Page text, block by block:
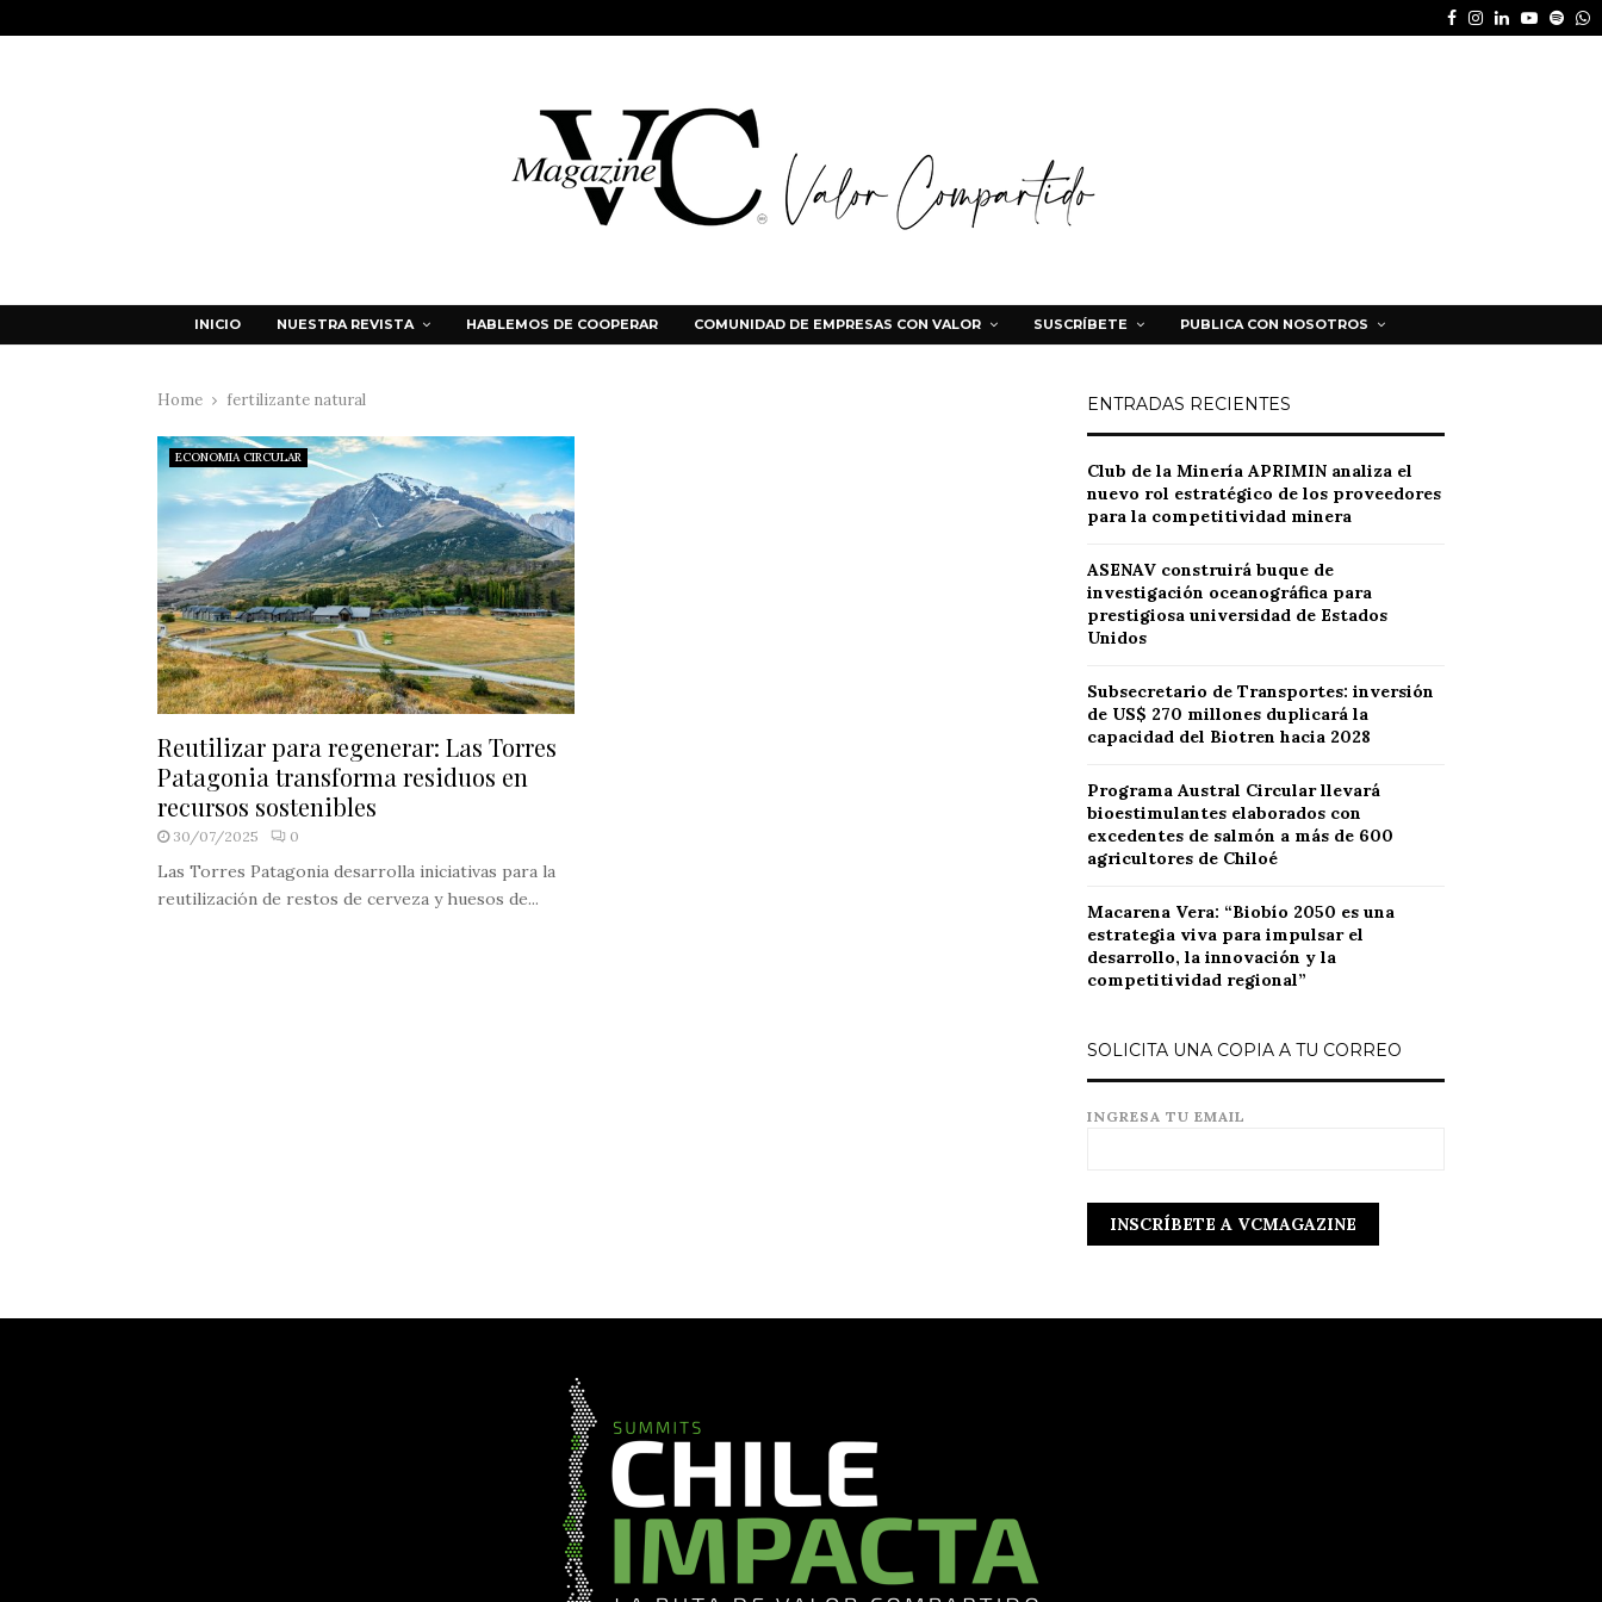
Facebook
Instagram
LinkedinYoutube
INICIO NUESTRA REVISTA HABLEMOS DE COOPERAR COMUNIDAD DE EMPRESAS CON VALOR SUSCRÍBETE PUBLICA CON NOSOTROS
Home fertilizante natural
ECONOMIA CIRCULAR
Reutilizar para regenerar: Las Torres
Patagonia transforma residuos en
recursos sostenibles
30/07/2025 0
Las Torres Patagonia desarrolla iniciativas para la
reutilización de restos de cerveza y huesos de...
ENTRADAS RECIENTES
Club de la Minería APRIMIN analiza el
nuevo rol estratégico de los proveedores
para la competitividad minera
ASENAV construirá buque de
investigación oceanográfica para
prestigiosa universidad de Estados
Unidos
Subsecretario de Transportes: inversión
de US$ 270 millones duplicará la
capacidad del Biotren hacia 2028
Programa Austral Circular llevará
bioestimulantes elaborados con
excedentes de salmón a más de 600
agricultores de Chiloé
Macarena Vera: “Biobío 2050 es una
estrategia viva para impulsar el
desarrollo, la innovación y la
competitividad regional”
SOLICITA UNA COPIA A TU CORREO
INGRESA TU EMAIL